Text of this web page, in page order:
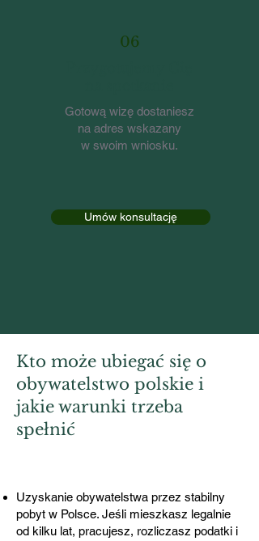
06
Gotową wizę dostaniesz
na adres wskazany
w swoim wniosku.
Umów konsultację
Kto może ubiegać się o
obywatelstwo polskie i
jakie warunki trzeba
spełnić
Uzyskanie obywatelstwa przez stabilny
pobyt w Polsce. Jeśli mieszkasz legalnie
od kilku lat, pracujesz, rozliczasz podatki i